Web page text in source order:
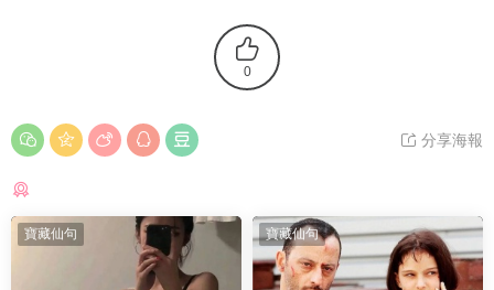
0
分享海報
寶藏仙句 寶藏仙句